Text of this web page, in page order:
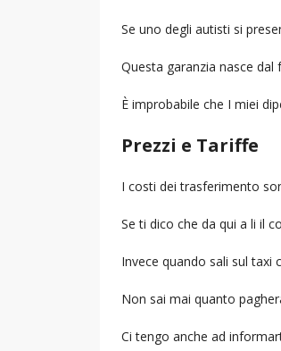
Se uno degli autisti si
Questa garanzia nasce
È improbabile che I miei
Prezzi e Tariffe
I costi dei trasferimento
Se ti dico che da qui a li il
Invece quando sali sul taxi
Non sai mai quanto
Ci tengo anche ad